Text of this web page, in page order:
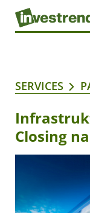
SERVICES
Closing